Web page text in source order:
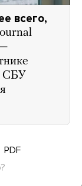
всего,
СБУ
PDF